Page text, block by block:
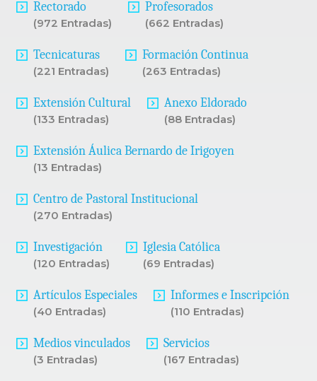
Rectorado
(972 Entradas)
Profesorados
(662 Entradas)
Tecnicaturas
(221 Entradas)
Formación Continua
(263 Entradas)
Extensión Cultural
(133 Entradas)
Anexo Eldorado
(88 Entradas)
Extensión Áulica Bernardo de Irigoyen
(13 Entradas)
Centro de Pastoral Institucional
(270 Entradas)
Investigación
(120 Entradas)
Iglesia Católica
(69 Entradas)
Artículos Especiales
(40 Entradas)
Informes e Inscripción
(110 Entradas)
Medios vinculados
(3 Entradas)
Servicios
(167 Entradas)